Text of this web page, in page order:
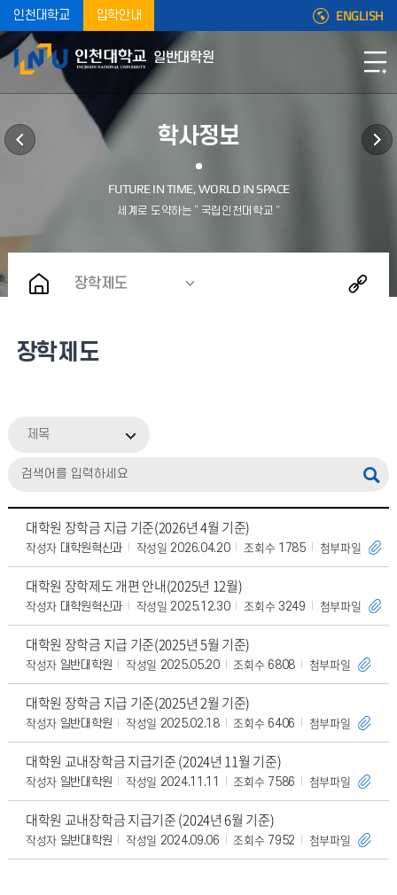
인천대학교 입학안내 ENGLISH
일반대학원
학사정보
장학제도
장학제도
제목
대학원 장학금 지급 기준(2026년 4월 기준)
작성자 대학원혁신과 작성일 2026.04.20 조회수 1785 첨부파일
대학원 장학제도 개편 안내(2025년 12월)
작성자 대학원혁신과 작성일 2025.12.30 조회수 3249 첨부파일
대학원 장학금 지급 기준(2025년 5월 기준)
작성자 일반대학원 작성일 2025.05.20 조회수 6808 첨부파일
대학원 장학금 지급 기준(2025년 2월 기준)
작성자 일반대학원 작성일 2025.02.18 조회수 6406 첨부파일
대학원 교내장학금 지급기준 (2024년 11월 기준)
작성자 일반대학원 작성일 2024.11.11 조회수 7586 첨부파일
대학원 교내장학금 지급기준 (2024년 6월 기준)
작성자 일반대학원 작성일 2024.09.06 조회수 7952 첨부파일